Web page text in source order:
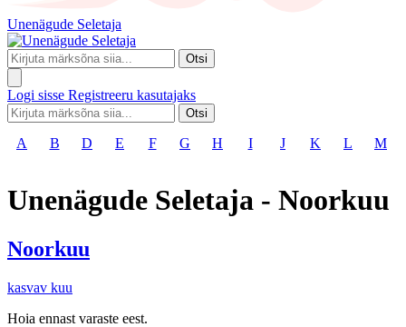
Unenägude Seletaja
Otsi
Logi sisse Registreeru kasutajaks
Otsi
A B D E F G H I J K L M
Unenägude Seletaja - Noorkuu
Noorkuu
kasvav kuu
Hoia ennast varaste eest.